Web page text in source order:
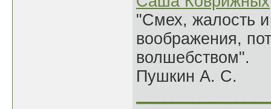
"Смех, жалость
воображения,
волшебством".
Пушкин А. С.